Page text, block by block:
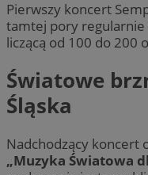
Pierwszy koncert
tamtej pory regularnie
liczącą od 100 do 200
Światowe
Śląska
Nadchodzący koncert
„Muzyka Światowa